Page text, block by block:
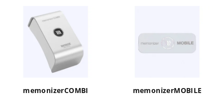
memonizerCOMBI memonizerMOBILE